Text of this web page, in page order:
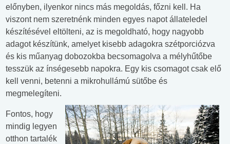
előnyben, ilyenkor nincs más megoldás, főzni kell. Ha
viszont nem szeretnénk minden egyes napot állateledel
készítésével eltölteni, az is megoldható, hogy nagyobb
adagot készítünk, amelyet kisebb adagokra szétporciózva
és kis műanyag dobozokba becsomagolva a mélyhűtőbe
tesszük az ínségesebb napokra. Egy kis csomagot csak elő
kell venni, betenni a mikrohullámú sütőbe és
megmelegíteni.
Fontos, hogy
mindig legyen
otthon tartalék